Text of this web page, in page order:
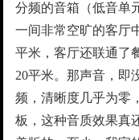
分频的音箱（低音单
一间非常空旷的客厅
平米，客厅还联通了
20平米。那声音，即
频，清晰度几乎为零
板，这种音质效果真